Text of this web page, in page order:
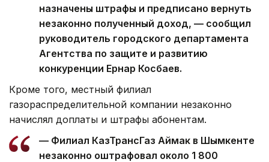
назначены штрафы и предписано вернуть
незаконно полученный доход, — сообщил
руководитель городского департамента
Агентства по защите и развитию
конкуренции Ернар Косбаев.
Кроме того, местный филиал
газораспределительной компании незаконно
начислял доплаты и штрафы абонентам.
— Филиал КазТрансГаз Аймак в Шымкенте
незаконно оштрафовал около 1 800